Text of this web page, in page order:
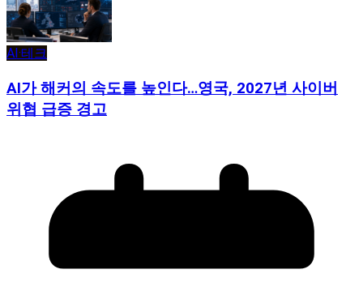
AI·테크
AI가 해커의 속도를 높인다…영국, 2027년 사이버
위협 급증 경고